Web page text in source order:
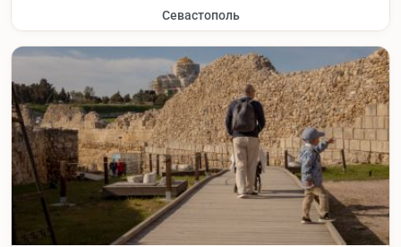
Севастополь